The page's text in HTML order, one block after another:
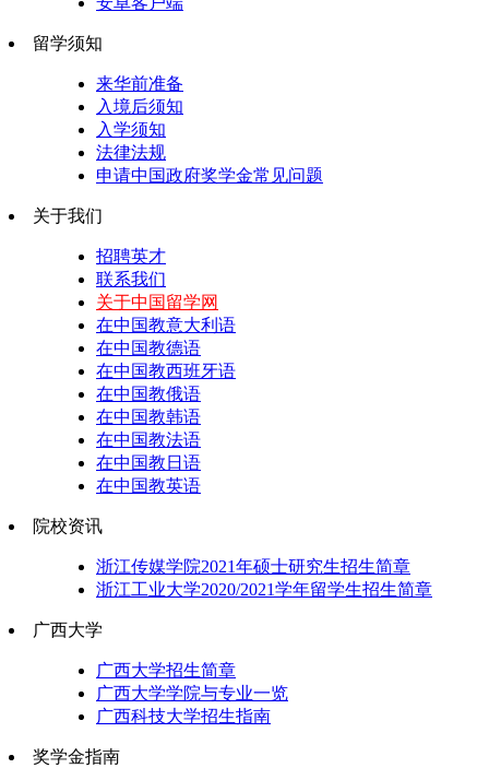
留学须知
来华前准备
入境后须知
入学须知
法律法规
申请中国政府奖学金常见问题
关于我们
招聘英才
联系我们
关于中国留学网
在中国教意大利语
在中国教德语
在中国教西班牙语
在中国教俄语
在中国教韩语
在中国教法语
在中国教日语
在中国教英语
院校资讯
浙江传媒学院2021年硕士研究生招生简章
浙江工业大学2020/2021学年留学生招生简章
广西大学
广西大学招生简章
广西大学学院与专业一览
广西科技大学招生指南
奖学金指南